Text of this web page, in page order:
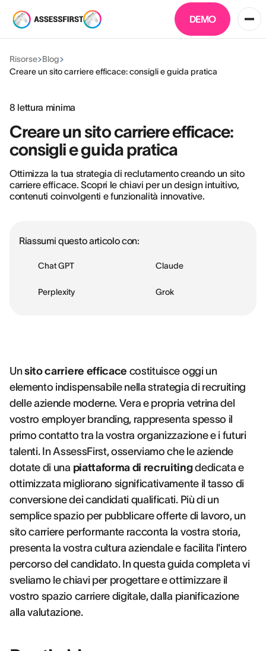
DEMO
Risorse Blog
Creare un sito carriere efficace: consigli e guida pratica
8 lettura minima
Creare un sito carriere efficace:
consigli e guida pratica
Ottimizza la tua strategia di reclutamento creando un sito
carriere efficace. Scopri le chiavi per un design intuitivo,
contenuti coinvolgenti e funzionalità innovative.
Riassumi questo articolo con:
Chat GPT Claude
Perplexity Grok
Unsito carriere efficace costituisce oggi un
elemento indispensabile nella strategia di recruiting
delle aziende moderne. Vera e propria vetrina del
vostro employer branding, rappresenta spesso il
primo contatto tra la vostra organizzazione e i futuri
talenti. In AssessFirst, osserviamo che le aziende
dotate di una piattaforma di recruitingdedicata e
ottimizzata migliorano significativamente il tasso di
conversione dei candidati qualificati. Più di un
semplice spazio per pubblicare offerte di lavoro, un
sito carriere performante racconta la vostra storia,
presenta la vostra cultura aziendale e facilita l'intero
percorso del candidato. In questa guida completa vi
sveliamo le chiavi per progettare e ottimizzare il
vostro spazio carriere digitale, dalla pianificazione
alla valutazione.